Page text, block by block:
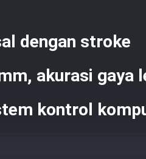
dengan stroke
akurasi gaya
kontrol